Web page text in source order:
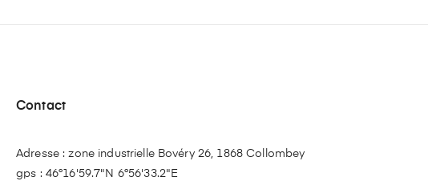
Contact
Adresse : zone industrielle Bovéry 26, 1868 Collombey
gps : 46°16'59.7"N 6°56'33.2"E